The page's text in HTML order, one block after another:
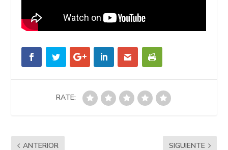
RATE:
ANTERIOR SIGUIENTE